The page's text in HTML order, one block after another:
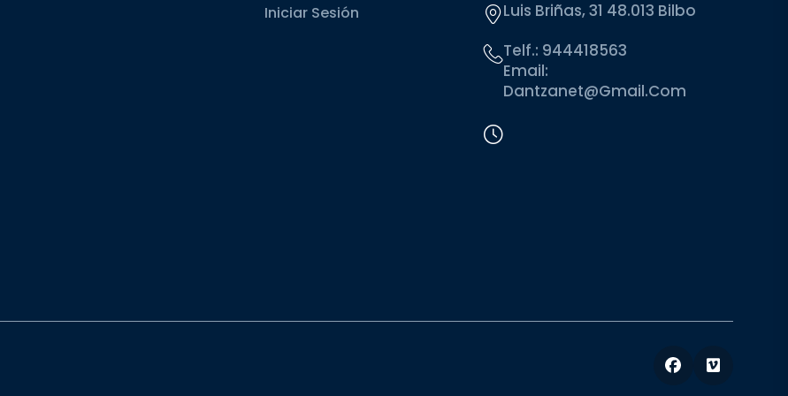
Iniciar Sesión
Luis Briñas, 31 48.013 Bilbo
Telf.: 944418563
Email:
Dantzanet@gmail.com
Facebook
Vimeo